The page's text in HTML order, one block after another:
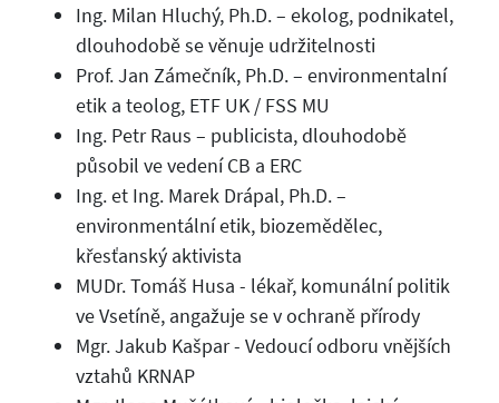
Ing. Milan Hluchý, Ph.D. – ekolog, podnikatel,
dlouhodobě se věnuje udržitelnosti
Prof. Jan Zámečník, Ph.D. – environmentalní
etik a teolog, ETF UK / FSS MU
Ing. Petr Raus – publicista, dlouhodobě
působil ve vedení CB a ERC
Ing. et Ing. Marek Drápal, Ph.D. –
environmentální etik, biozemědělec,
křesťanský aktivista
MUDr. Tomáš Husa - lékař, komunální politik
ve Vsetíně, angažuje se v ochraně přírody
Mgr. Jakub Kašpar - Vedoucí odboru vnějších
vztahů KRNAP